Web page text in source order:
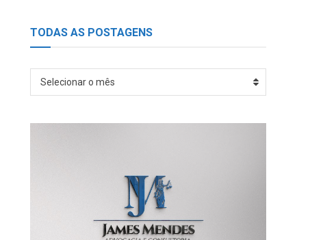
TODAS AS POSTAGENS
TODAS
Selecionar o mês